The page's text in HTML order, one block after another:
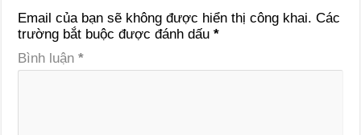
Email của bạn sẽ không được hiển thị công khai. Các
trường bắt buộc được đánh dấu*
Bình luận*